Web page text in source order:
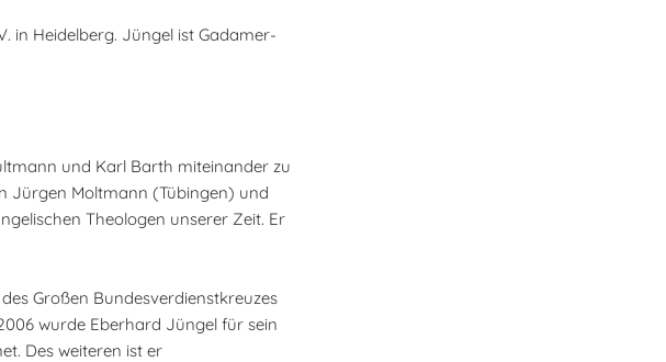
in Heidelberg. Jüngel ist Gadamer-
und Karl Barth miteinander zu
Jürgen Moltmann (Tübingen) und
Theologen unserer Zeit. Er
Großen Bundesverdienstkreuzes
wurde Eberhard Jüngel für sein
Des weiteren ist er